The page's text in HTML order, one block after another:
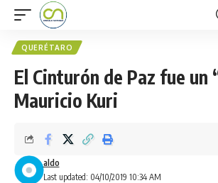
QUERÉTARO
El Cinturón de Paz fue un
Mauricio Kuri
Last updated: 04/10/2019 10:34 AM
aldo